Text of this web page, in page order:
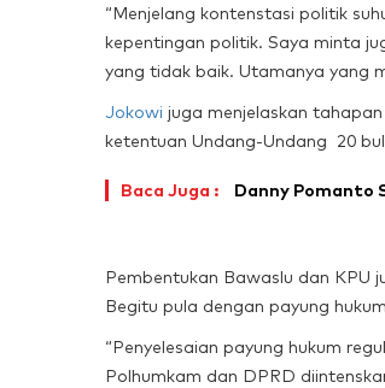
“Menjelang kontenstasi politik
kepentingan politik. Saya minta
yang tidak baik. Utamanya yang
Jokowi juga menjelaskan
ketentuan Undang-Undang 20
Baca Juga : Danny Pomanto
Pembentukan Bawaslu dan KPU
Begitu pula dengan payung
“Penyelesaian payung hukum
Polhumkam dan DPRD